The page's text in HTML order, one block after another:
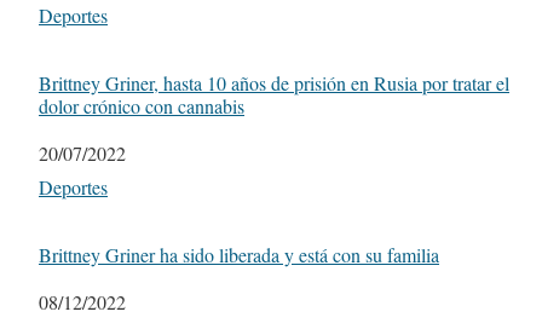
Respecto a
Deportes
Brittney Griner, hasta 10 años de prisión en Rusia por tratar el
dolor crónico con cannabis
Fecha
20/07/2022
Respecto a
Deportes
Brittney Griner ha sido liberada y está con su familia
Fecha
08/12/2022